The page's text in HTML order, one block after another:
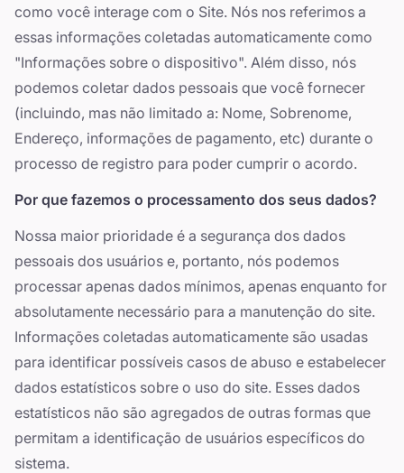
como você interage com o Site. Nós nos referimos a
essas informações coletadas automaticamente como
"Informações sobre o dispositivo". Além disso, nós
podemos coletar dados pessoais que você fornecer
(incluindo, mas não limitado a: Nome, Sobrenome,
Endereço, informações de pagamento, etc) durante o
processo de registro para poder cumprir o acordo.
Por que fazemos o processamento dos seus dados?
Nossa maior prioridade é a segurança dos dados
pessoais dos usuários e, portanto, nós podemos
processar apenas dados mínimos, apenas enquanto for
absolutamente necessário para a manutenção do site.
Informações coletadas automaticamente são usadas
para identificar possíveis casos de abuso e estabelecer
dados estatísticos sobre o uso do site. Esses dados
estatísticos não são agregados de outras formas que
permitam a identificação de usuários específicos do
sistema.